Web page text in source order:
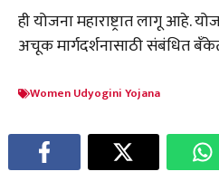
ही योजना महाराष्ट्रात लागू आहे.
अचूक मार्गदर्शनासाठी संबंधित
Women Udyogini Yojana